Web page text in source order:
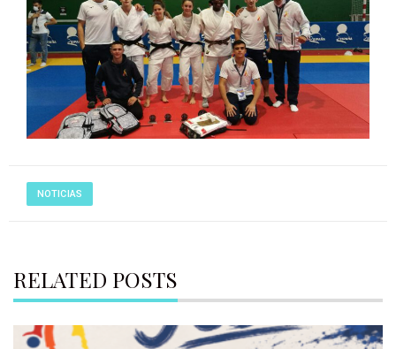
NOTICIAS
RELATED POSTS